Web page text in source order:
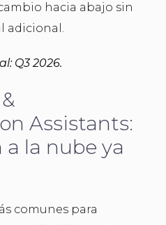
hacia abajo sin
adicional.
Q3 2026.
Assistants:
la nube ya
comunes para